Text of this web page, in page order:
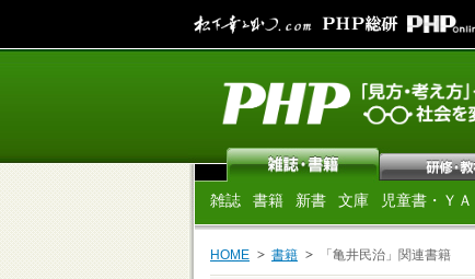
雑誌 書籍 新書 文庫 児童書・ＹＡ
HOME 書籍 「亀井民治」関連書籍